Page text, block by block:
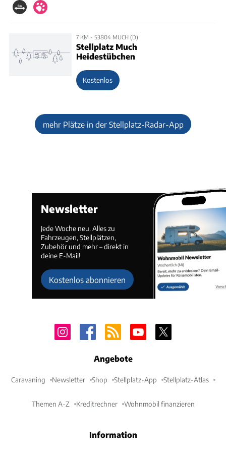
7 KM - 53804 MUCH (D)
Stellplatz Much
Heidestübchen
Kostenlos
mehr Plätze in der Stellplatz-Radar-App
Newsletter
Jede Woche neu. Alles zu
Fahrzeugen, Stellplätzen,
Zubehör und mehr – direkt in
deine E-Mail!
Kostenlos abonnieren
Angebote
Caravaning Newsletter Shop Stellplatz-App Stellplatz-Atlas
Themen A-Z Kreditrechner Wohnmobil finanzieren
Information